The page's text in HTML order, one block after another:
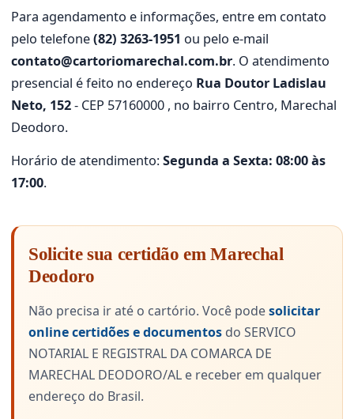
Para agendamento e informações, entre em contato
pelo telefone(82) 3263-1951 ou pelo e-mail
contato@cartoriomarechal.com.br. O atendimento
presencial é feito no endereço Rua Doutor Ladislau
Neto, 152- CEP 57160000 , no bairro Centro, Marechal
Deodoro.
Horário de atendimento:Segunda a Sexta: 08:00 às
17:00.
Solicite sua certidão em Marechal
Deodoro
Não precisa ir até o cartório. Você podesolicitar
online certidões e documentos do SERVICO
NOTARIAL E REGISTRAL DA COMARCA DE
MARECHAL DEODORO/AL e receber em qualquer
endereço do Brasil.